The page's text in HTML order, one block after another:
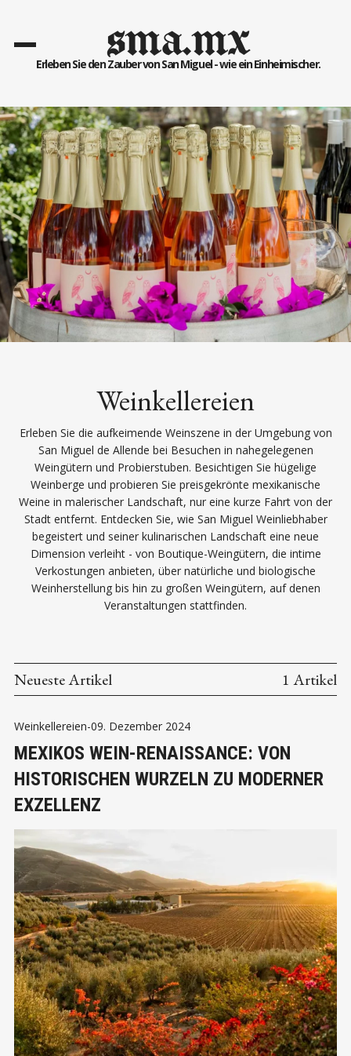
sma.mx
Erleben Sie den Zauber von San Miguel - wie ein Einheimischer.
Weinkellereien
Erleben Sie die aufkeimende Weinszene in der Umgebung von
San Miguel de Allende bei Besuchen in nahegelegenen
Weingütern und Probierstuben. Besichtigen Sie hügelige
Weinberge und probieren Sie preisgekrönte mexikanische
Weine in malerischer Landschaft, nur eine kurze Fahrt von der
Stadt entfernt. Entdecken Sie, wie San Miguel Weinliebhaber
begeistert und seiner kulinarischen Landschaft eine neue
Dimension verleiht - von Boutique-Weingütern, die intime
Verkostungen anbieten, über natürliche und biologische
Weinherstellung bis hin zu großen Weingütern, auf denen
Veranstaltungen stattfinden.
Neueste Artikel 1 Artikel
Weinkellereien-09. Dezember 2024
MEXIKOS WEIN-RENAISSANCE: VON
HISTORISCHEN WURZELN ZU MODERNER
EXZELLENZ